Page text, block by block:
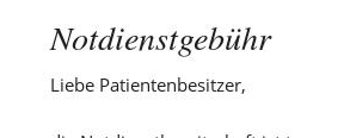
Notdienstgebühr
Liebe Patientenbesitzer,